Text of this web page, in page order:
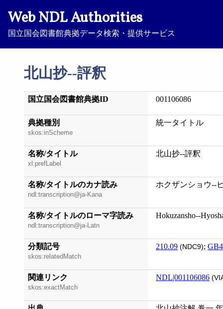
Web NDL Authorities
国立国会図書館典拠データ検索・提供サービス
北山抄--評釈
国立国会図書館典拠ID 001106086
典拠種別
skos:inScheme
統一タイトル
名称/タイトル
xl:prefLabel
北山抄--評釈
名称/タイトルのカナ読み
ndl:transcription@ja-Kana
ホクザンショウ--
名称/タイトルのローマ字読み
ndl:transcription@ja-Latn
Hokuzansho--
分類記号
skos:relatedMatch
210.09 (NDC9);
関連リンク
skos:exactMatch
NDL|001106086